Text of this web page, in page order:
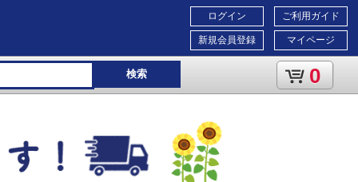
ご利用ガイド
マイページ
ログイン
新規会員登録
検索 0